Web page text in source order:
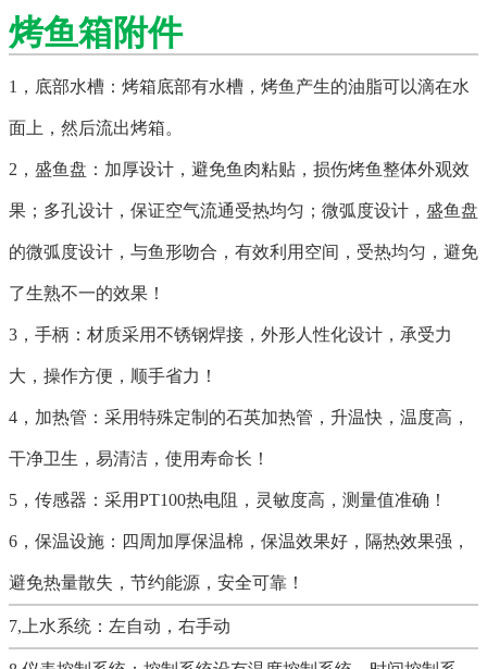
烤鱼箱附件
1，底部水槽：烤箱底部有水槽，烤鱼产生的油脂可以滴在水
面上，然后流出烤箱。
2，盛鱼盘：加厚设计，避免鱼肉粘贴，损伤烤鱼整体外观效
果；多孔设计，保证空气流通受热均匀；微弧度设计，盛鱼盘
的微弧度设计，与鱼形吻合，有效利用空间，受热均匀，避免
了生熟不一的效果！
3，手柄：材质采用不锈钢焊接，外形人性化设计，承受力
大，操作方便，顺手省力！
4，加热管：采用特殊定制的石英加热管，升温快，温度高，
干净卫生，易清洁，使用寿命长！
5，传感器：采用PT100热电阻，灵敏度高，测量值准确！
6，保温设施：四周加厚保温棉，保温效果好，隔热效果强，
避免热量散失，节约能源，安全可靠！
7, 上水系统：左自动，右手动